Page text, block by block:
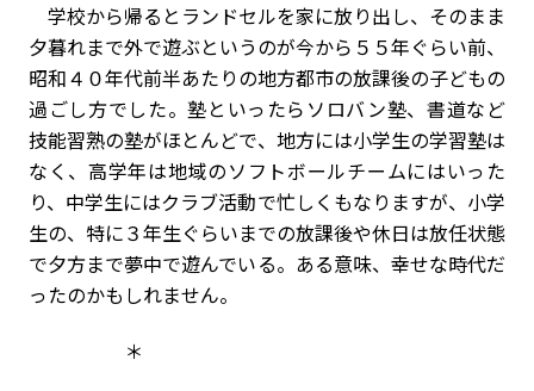
学校から帰るとランドセルを家に放り出し、そのまま
夕暮れまで外で遊ぶというのが今から５５年ぐらい前、
昭和４０年代前半あたりの地方都市の放課後の子どもの
過ごし方でした。塾といったらソロバン塾、書道など
技能習熟の塾がほとんどで、地方には小学生の学習塾は
なく、高学年は地域のソフトボールチームにはいった
り、中学生にはクラブ活動で忙しくもなりますが、小学
生の、特に３年生ぐらいまでの放課後や休日は放任状態
で夕方まで夢中で遊んでいる。ある意味、幸せな時代だ
ったのかもしれません。
＊